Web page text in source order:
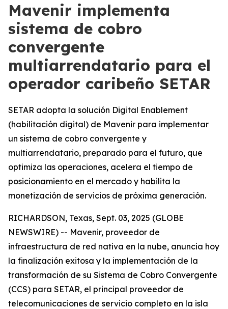
Mavenir implementa
sistema de cobro
convergente
multiarrendatario para el
operador caribeño SETAR
SETAR adopta la solución Digital Enablement
(habilitación digital) de Mavenir para implementar
un sistema de cobro convergente y
multiarrendatario, preparado para el futuro, que
optimiza las operaciones, acelera el tiempo de
posicionamiento en el mercado y habilita la
monetización de servicios de próxima generación.
RICHARDSON, Texas, Sept. 03, 2025 (GLOBE
NEWSWIRE) -- Mavenir, proveedor de
infraestructura de red nativa en la nube, anuncia hoy
la finalización exitosa y la implementación de la
transformación de su Sistema de Cobro Convergente
(CCS) para SETAR, el principal proveedor de
telecomunicaciones de servicio completo en la isla